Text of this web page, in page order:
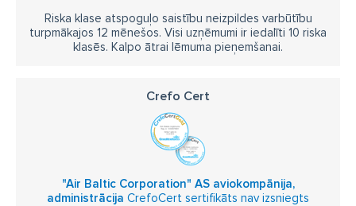
Riska klase atspoguļo saistību neizpildes varbūtību
turpmākajos 12 mēnešos. Visi uzņēmumi ir iedalīti 10 riska
klasēs. Kalpo ātrai lēmuma pieņemšanai.
Crefo Cert
"Air Baltic Corporation" AS aviokompānija,
administrācija CrefoCert sertifikāts nav izsniegts